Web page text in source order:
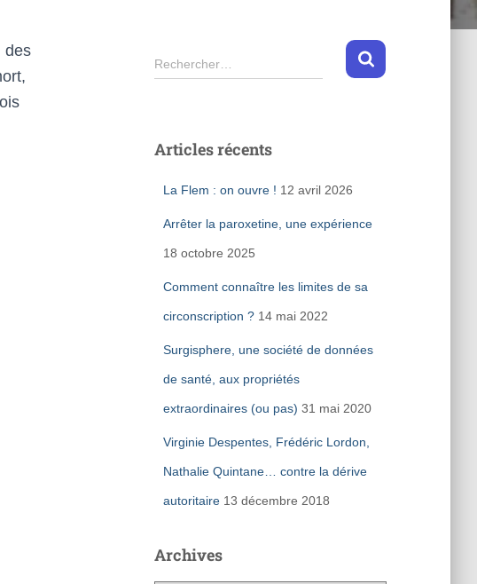
des
R
e
r
Rechercher…
Articles récents
La Flem : on ouvre ! 12 avril 2026
Arrêter la paroxetine, une expérience
18 octobre 2025
Comment connaître les limites de sa
circonscription ? 14 mai 2022
Surgisphere, une société de données
de santé, aux propriétés
extraordinaires (ou pas) 31 mai 2020
Virginie Despentes, Frédéric Lordon,
Nathalie Quintane… contre la dérive
autoritaire 13 décembre 2018
Archives